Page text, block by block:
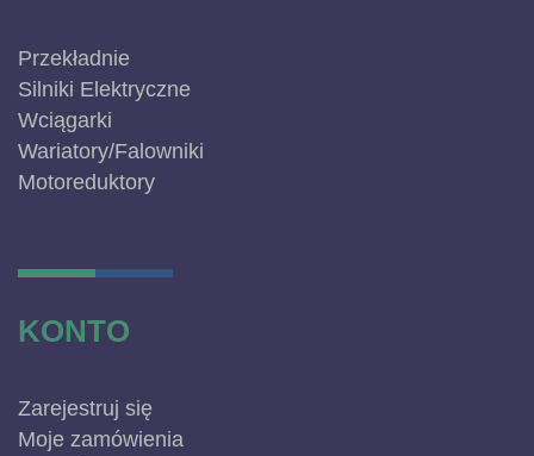
Przekładnie
Silniki Elektryczne
Wciągarki
Wariatory/Falowniki
Motoreduktory
KONTO
Zarejestruj się
Moje zamówienia